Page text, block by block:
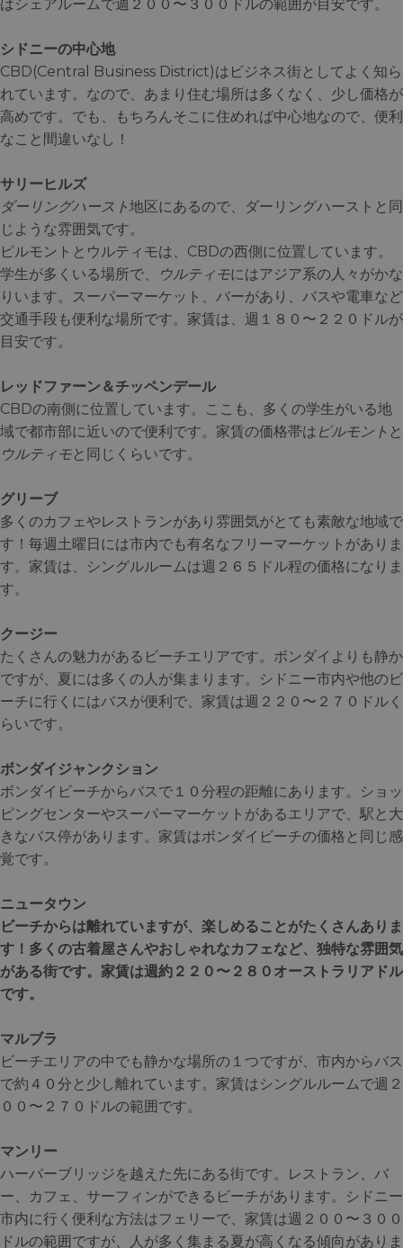
はシェアルームで週２００〜３００ドルの範囲が目安です。
シドニーの中心地
CBD(Central Business District)はビジネス街としてよく知ら
れています。なので、あまり住む場所は多くなく、少し価格が
高めです。でも、もちろんそこに住めれば中心地なので、便利
なこと間違いなし！
サリーヒルズ
ダーリングハースト地区にあるので、ダーリングハーストと同
じような雰囲気です。
ピルモントとウルティモは、CBDの西側に位置しています。
学生が多くいる場所で、
ウルティモにはアジア系の人々がかな
りいます。スーパーマーケット、バーがあり、バスや電車など
交通手段も便利な場所です。家賃は、週１８０〜２２０ドルが
目安です。
レッドファーン＆チッペンデール
CBDの南側に位置しています。ここも、多くの学生がいる地
域で都市部に近いので便利です。家賃の価格帯は ピルモント と
ウルティモと同じくらいです。
グリーブ
多くのカフェやレストランがあり雰囲気がとても素敵な地域で
す！毎週土曜日には市内でも有名なフリーマーケットがありま
す。家賃は、シングルルームは週２６５ドル程の価格になりま
す。
クージー
たくさんの魅力があるビーチエリアです。ボンダイよりも静か
ですが、夏には多くの人が集まります。シドニー市内や他のビ
ーチに行くにはバスが便利で、家賃は週２２０〜２７０ドルく
らいです。
ボンダイジャンクション
ボンダイビーチからバスで１０分程の距離にあります。ショッ
ピングセンターやスーパーマーケットがあるエリアで、駅と大
きなバス停があります。家賃はボンダイビーチの価格と同じ感
覚です。
ニュータウン
ビーチからは離れていますが、楽しめることがたくさんありま
す！多くの古着屋さんやおしゃれなカフェなど、独特な雰囲気
がある街です。家賃は週約２２０〜２８０オーストラリアドル
です。
マルブラ
ビーチエリアの中でも静かな場所の１つですが、市内からバス
で約４０分と少し離れています。家賃はシングルルームで週２
００〜２７０ドルの範囲です。
マンリー
ハーバーブリッジを越えた先にある街です。レストラン、バ
ー、カフェ、サーフィンができるビーチがあります。シドニー
市内に行く便利な方法はフェリーで、家賃は週２００〜３００
ドルの範囲ですが、人が多く集まる夏が高くなる傾向がありま